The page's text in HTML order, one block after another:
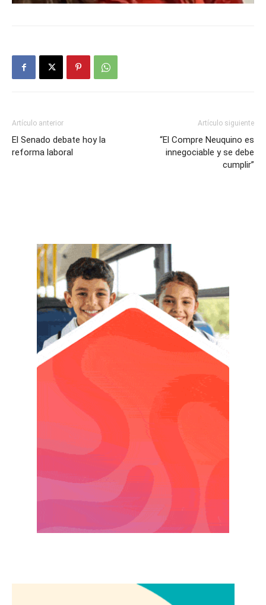
Artículo anterior
El Senado debate hoy la
reforma laboral
Artículo siguiente
“El Compre Neuquino es
innegociable y se debe
cumplir”